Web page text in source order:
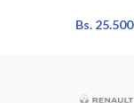
Bs.25.500